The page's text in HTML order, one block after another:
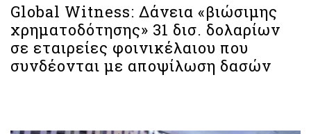
Global Witness: Δάνεια «βιώσιμης
χρηματοδότησης» 31 δισ. δολαρίων
σε εταιρείες φοινικέλαιου που
συνδέονται με αποψίλωση δασών